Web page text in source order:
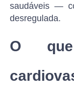
saudáveis —
desregulada.
O